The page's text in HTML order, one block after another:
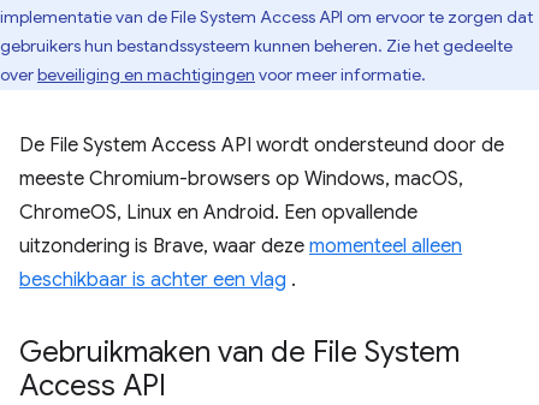
implementatie van de File System Access API om ervoor te zorgen dat
gebruikers hun bestandssysteem kunnen beheren. Zie het gedeelte
overbeveiliging en machtigingen voor meer informatie.
De File System Access API wordt ondersteund door de
meeste Chromium-browsers op Windows, macOS,
ChromeOS, Linux en Android. Een opvallende
uitzondering is Brave, waar deze momenteel alleen
beschikbaar is achter een vlag .
Gebruikmaken van de File System
Access API